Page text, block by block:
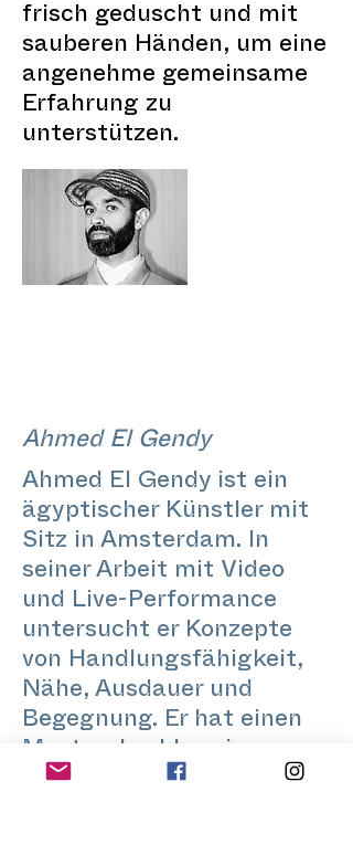
frisch geduscht und mit
sauberen Händen, um eine
angenehme gemeinsame
Erfahrung zu
unterstützen.
Ahmed El Gendy
Ahmed El Gendy ist ein
ägyptischer Künstler mit
Sitz in Amsterdam. In
seiner Arbeit mit Video
und Live-Performance
untersucht er Konzepte
von Handlungsfähigkeit,
Nähe, Ausdauer und
Begegnung. Er hat einen
Choreografie von der